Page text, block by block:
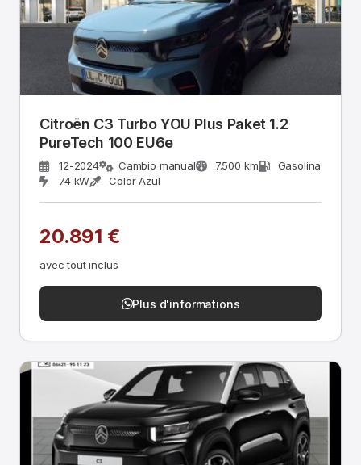
Citroën C3 Turbo YOU Plus Paket 1.2
PureTech 100 EU6e
12-2024 Cambio manual 7.500 km
Gasolina
74 kW
Color Azul
20.891 €
avec tout inclus
Plus d'informations